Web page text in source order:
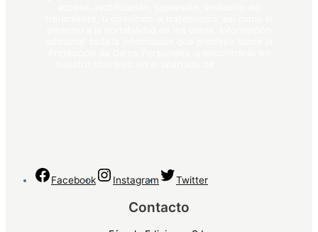
Facebook Instagram Twitter
Contacto